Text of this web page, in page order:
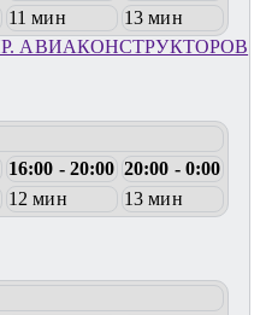
11 мин
13 мин
АВИАКОНСТРУКТОРОВ
16:00 - 20:00 20:00 - 0:00
12 мин 13 мин